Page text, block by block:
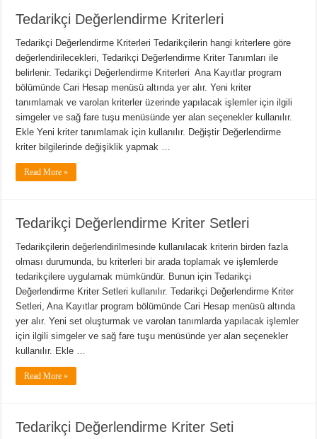
Tedarikçi Değerlendirme Kriterleri
Tedarikçi Değerlendirme Kriterleri Tedarikçilerin hangi kriterlere göre
değerlendirilecekleri, Tedarikçi Değerlendirme Kriter Tanımları ile
belirlenir. Tedarikçi Değerlendirme Kriterleri Ana Kayıtlar program
bölümünde Cari Hesap menüsü altında yer alır. Yeni kriter
tanımlamak ve varolan kriterler üzerinde yapılacak işlemler için ilgili
simgeler ve sağ fare tuşu menüsünde yer alan seçenekler kullanılır.
Ekle Yeni kriter tanımlamak için kullanılır. Değiştir Değerlendirme
kriter bilgilerinde değişiklik yapmak …
Read More »
Tedarikçi Değerlendirme Kriter Setleri
Tedarikçilerin değerlendirilmesinde kullanılacak kriterin birden fazla
olması durumunda, bu kriterleri bir arada toplamak ve işlemlerde
tedarikçilere uygulamak mümkündür. Bunun için Tedarikçi
Değerlendirme Kriter Setleri kullanılır. Tedarikçi Değerlendirme Kriter
Setleri, Ana Kayıtlar program bölümünde Cari Hesap menüsü altında
yer alır. Yeni set oluşturmak ve varolan tanımlarda yapılacak işlemler
için ilgili simgeler ve sağ fare tuşu menüsünde yer alan seçenekler
kullanılır. Ekle …
Read More »
Tedarikçi Değerlendirme Kriter Seti